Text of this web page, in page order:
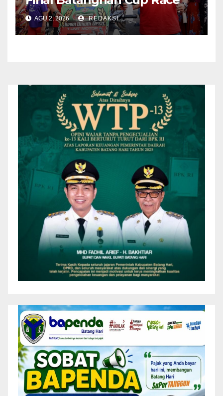
2026
AGU 2, 2026 REDAKSI